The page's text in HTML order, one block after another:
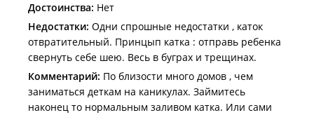
Достоинства: Нет
Недостатки: Одни спрошные недостатки , каток
отвратительный. Принцып катка : отправь ребенка
свернуть себе шею. Весь в буграх и трещинах.
Комментарий: По близости много домов , чем
заниматься деткам на каникулах. Займитесь
наконец то нормальным заливом катка. Или сами